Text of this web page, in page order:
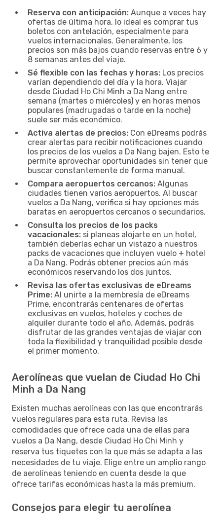
Reserva con anticipación: Aunque a veces hay
ofertas de última hora, lo ideal es comprar tus
boletos con antelación, especialmente para
vuelos internacionales. Generalmente, los
precios son más bajos cuando reservas entre 6 y
8 semanas antes del viaje.
Sé flexible con las fechas y horas: Los precios
varían dependiendo del día y la hora. Viajar
desde Ciudad Ho Chi Minh a Da Nang entre
semana (martes o miércoles) y en horas menos
populares (madrugadas o tarde en la noche)
suele ser más económico.
Activa alertas de precios: Con eDreams podrás
crear alertas para recibir notificaciones cuando
los precios de los vuelos a Da Nang bajen. Esto te
permite aprovechar oportunidades sin tener que
buscar constantemente de forma manual.
Compara aeropuertos cercanos: Algunas
ciudades tienen varios aeropuertos. Al buscar
vuelos a Da Nang, verifica si hay opciones más
baratas en aeropuertos cercanos o secundarios.
Consulta los precios de los packs
vacacionales: si planeas alojarte en un hotel,
también deberías echar un vistazo a nuestros
packs de vacaciones que incluyen vuelo + hotel
a Da Nang. Podrás obtener precios aún más
económicos reservando los dos juntos.
Revisa las ofertas exclusivas de eDreams
Prime: Al unirte a la membresía de eDreams
Prime, encontrarás centenares de ofertas
exclusivas en vuelos, hoteles y coches de
alquiler durante todo el año. Además, podrás
disfrutar de las grandes ventajas de viajar con
toda la flexibilidad y tranquilidad posible desde
el primer momento.
Aerolíneas que vuelan de Ciudad Ho Chi
Minh a Da Nang
Existen muchas aerolíneas con las que encontrarás
vuelos regulares para esta ruta. Revisa las
comodidades que ofrece cada una de ellas para
vuelos a Da Nang, desde Ciudad Ho Chi Minh y
reserva tus tiquetes con la que más se adapta a las
necesidades de tu viaje. Elige entre un amplio rango
de aerolíneas teniendo en cuenta desde la que
ofrece tarifas económicas hasta la más premium.
Consejos para elegir tu aerolínea